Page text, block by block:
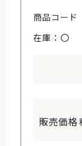
商品コード
在庫：〇